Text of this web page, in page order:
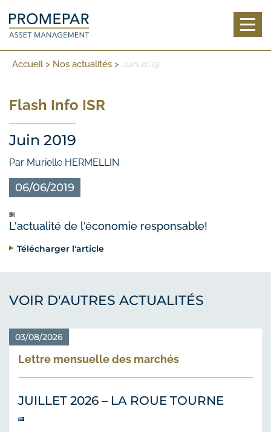
Accueil> Nos actualités > Juin 2019
Flash Info ISR
Juin 2019
Par Murielle HERMELLIN
06/06/2019
L'actualité de l'économie responsable!
Télécharger l'article
VOIR D'AUTRES ACTUALITÉS
03/08/2026
Lettre mensuelle des marchés
JUILLET 2026 – LA ROUE TOURNE